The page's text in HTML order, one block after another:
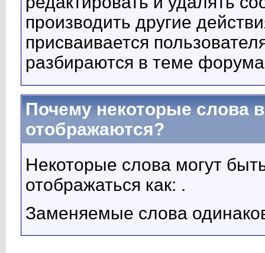
производить другие
присваивается
разбираются в теме
Почему некоторые слова
отображаются?
Некоторые слова могут
отображаться как: .
Заменяемые слова